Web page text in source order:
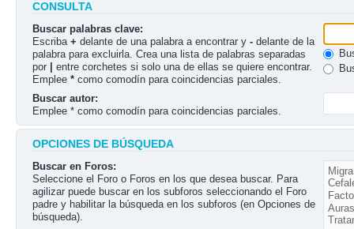
CONSULTA
Buscar palabras clave:
Escriba + delante de una palabra a encontrar y - delante de la
palabra para excluirla. Crea una lista de palabras separadas
por
entre corchetes si solo una de ellas se quiere encontrar.
Emplee * como comodín para coincidencias parciales.
Buscar autor:
Emplee * como comodín para coincidencias parciales.
OPCIONES DE BÚSQUEDA
Buscar en Foros:
Seleccione el Foro o Foros en los que desea buscar. Para
agilizar puede buscar en los subforos seleccionando el Foro
padre y habilitar la búsqueda en los subforos (en Opciones de
búsqueda).